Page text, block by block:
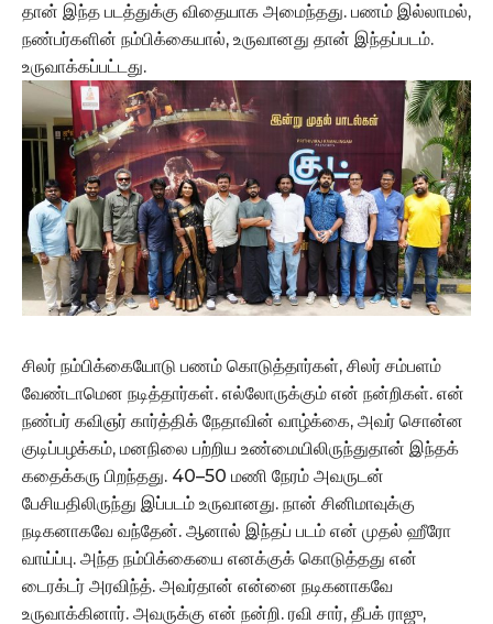
தான் இந்த படத்துக்கு விதையாக அமைந்தது. பணம் இல்லாமல்,
நண்பர்களின் நம்பிக்கையால், உருவானது தான் இந்தப்படம்.
உருவாக்கப்பட்டது.
சிலர் நம்பிக்கையோடு பணம் கொடுத்தார்கள், சிலர் சம்பளம்
வேண்டாமென நடித்தார்கள். எல்லோருக்கும் என் நன்றிகள். என்
நண்பர் கவிஞர் கார்த்திக் நேதாவின் வாழ்க்கை, அவர் சொன்ன
குடிப்பழக்கம், மனநிலை பற்றிய உண்மையிலிருந்துதான் இந்தக்
கதைக்கரு பிறந்தது. 40–50 மணி நேரம் அவருடன்
பேசியதிலிருந்து இப்படம் உருவானது. நான் சினிமாவுக்கு
நடிகனாகவே வந்தேன். ஆனால் இந்தப் படம் என் முதல் ஹீரோ
வாய்ப்பு. அந்த நம்பிக்கையை எனக்குக் கொடுத்தது என்
டைரக்டர் அரவிந்த். அவர்தான் என்னை நடிகனாகவே
உருவாக்கினார். அவருக்கு என் நன்றி. ரவி சார், தீபக் ராஜு,